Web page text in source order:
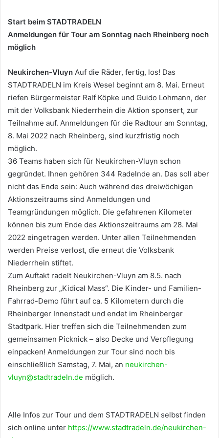
Start beim STADTRADELN
Anmeldungen für Tour am Sonntag nach Rheinberg noch
möglich
Neukirchen-Vluyn Auf die Räder, fertig, los! Das
STADTRADELN im Kreis Wesel beginnt am 8. Mai. Erneut
riefen Bürgermeister Ralf Köpke und Guido Lohmann, der
mit der Volksbank Niederrhein die Aktion sponsert, zur
Teilnahme auf. Anmeldungen für die Radtour am Sonntag,
8. Mai 2022 nach Rheinberg, sind kurzfristig noch
möglich.
36 Teams haben sich für Neukirchen-Vluyn schon
gegründet. Ihnen gehören 344 Radelnde an. Das soll aber
nicht das Ende sein: Auch während des dreiwöchigen
Aktionszeitraums sind Anmeldungen und
Teamgründungen möglich. Die gefahrenen Kilometer
können bis zum Ende des Aktionszeitraums am 28. Mai
2022 eingetragen werden. Unter allen Teilnehmenden
werden Preise verlost, die erneut die Volksbank
Niederrhein stiftet.
Zum Auftakt radelt Neukirchen-Vluyn am 8.5. nach
Rheinberg zur „Kidical Mass“. Die Kinder- und Familien-
Fahrrad-Demo führt auf ca. 5 Kilometern durch die
Rheinberger Innenstadt und endet im Rheinberger
Stadtpark. Hier treffen sich die Teilnehmenden zum
gemeinsamen Picknick – also Decke und Verpflegung
einpacken! Anmeldungen zur Tour sind noch bis
einschließlich Samstag, 7. Mai, an neukirchen-
vluyn@stadtradeln.de möglich.
Alle Infos zur Tour und dem STADTRADELN selbst finden
sich online unter https://www.stadtradeln.de/neukirchen-